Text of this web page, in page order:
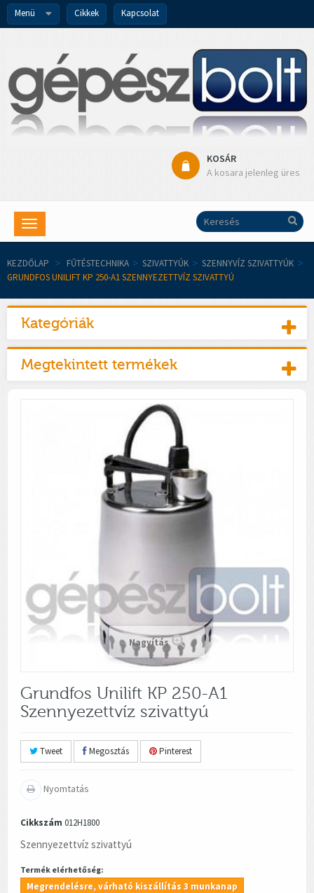
Menü Cikkek Kapcsolat
KOSÁR
A kosara jelenleg üres
Toggle
navigation
KEZDŐLAP > FŰTÉSTECHNIKA > SZIVATTYÚK > SZENNYVÍZ SZIVATTYÚK >
GRUNDFOS UNILIFT KP 250-A1 SZENNYEZETTVÍZ SZIVATTYÚ
Kategóriák
Megtekintett termékek
Nagyítás
Grundfos Unilift KP 250-A1
Szennyezettvíz szivattyú
Tweet Megosztás Pinterest
Nyomtatás
Cikkszám 012H1800
Szennyezettvíz szivattyú
Termék elérhetőség:
Megrendelésre, várható kiszállítás 3 munkanap